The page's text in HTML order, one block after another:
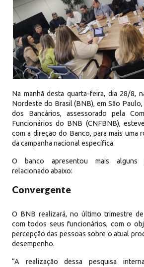
Na manhã desta quarta-feira, dia 28/8,
Nordeste do Brasil (BNB), em São
dos Bancários, assessorado pela
Funcionários do BNB (CNFBNB),
com a direção do Banco, para mais uma
da campanha nacional específica.
O banco apresentou mais alguns
relacionado abaixo:
Convergente
O BNB realizará, no último trimestre de
com todos seus funcionários, com o
percepção das pessoas sobre o atual
desempenho.
“A realização dessa pesquisa